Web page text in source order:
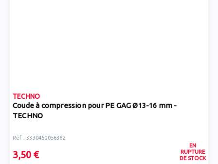
TECHNO
Coude à compression pour PE GAG Ø13-16 mm -
TECHNO
Réf : 3330450056362
3,50 €
EN
RUPTURE
DE STOCK